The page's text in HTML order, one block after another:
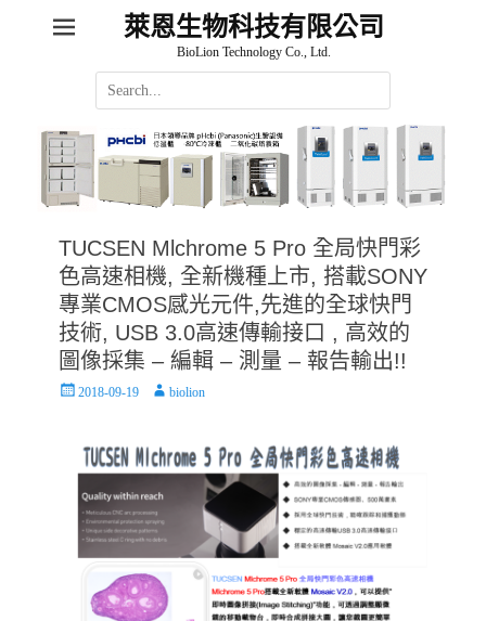
萊恩生物科技有限公司
BioLion Technology Co., Ltd.
Search
for:
TUCSEN Mlchrome 5 Pro 全局快門彩
色高速相機, 全新機種上市, 搭載SONY
專業CMOS感光元件,先進的全球快門
技術, USB 3.0高速傳輸接口 , 高效的
圖像採集 – 編輯 – 測量 – 報告輸出!!
Posted2018-09-19 Authorbiolion